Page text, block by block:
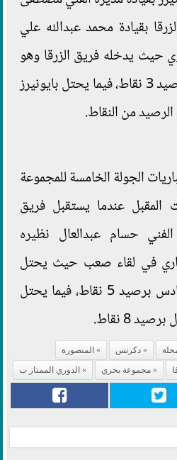
بقيادة محمد عبدالله علي
حيث يدخله فريق الزرقا وهو
في المركز الثاني عشر برصيد 3 نقاط، فيما يحتل بايونيرز
من النقاط.
الجولة الخامسة للمجموعة
المقبل عندما يستقبل فريق
حسام عبدالعال نظيره
ساري في لقاء صعب حيث يحتل
فريق دكرنس المركز السادس برصيد 5 نقاط، فيما يحتل
8 نقاط.
دكرنس
المنصورة
مجموعة بحري الدوري الممتاز ب